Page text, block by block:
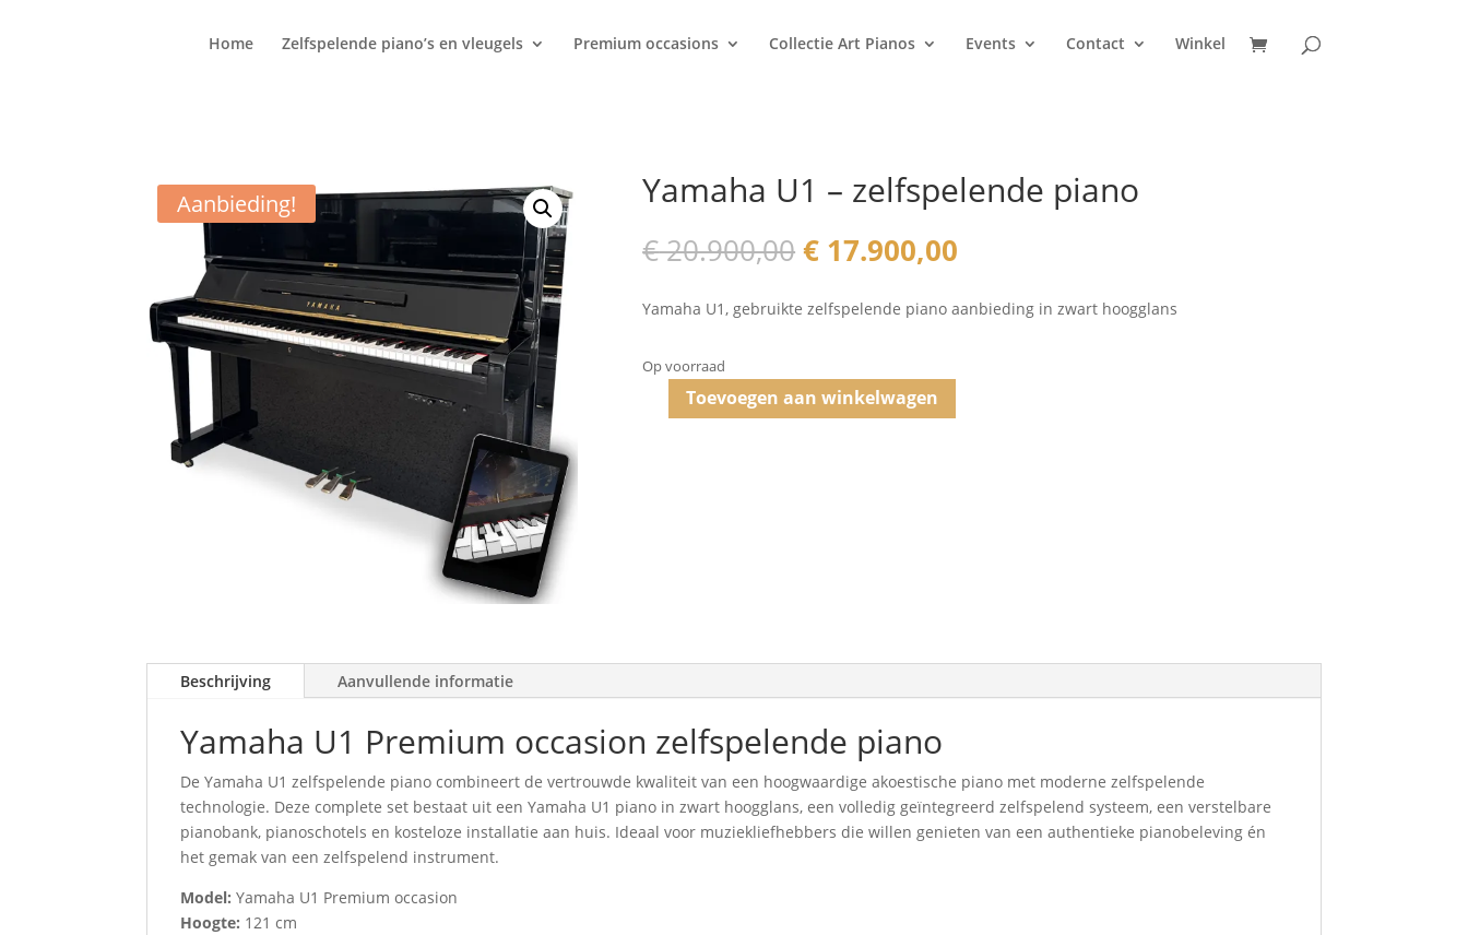
Home Zelfspelende piano’s en vleugels Premium occasions Collectie Art Pianos Events Contact Winkel
Aanbieding! Yamaha U1 – zelfspelende piano
€20.900,00Oorspronkelijke
prijs
was:
€ 20.900,00.
€ 17.900,00
is:
€ 17.900,00.
Yamaha U1, gebruikte zelfspelende piano aanbieding in zwart hoogglans
Op voorraad
YamahaToevoegen aan winkelwagen
Beschrijving Aanvullende informatie
Yamaha U1 Premium occasion zelfspelende piano
De Yamaha U1 zelfspelende piano combineert de vertrouwde kwaliteit van een hoogwaardige akoestische piano met moderne zelfspelende
technologie. Deze complete set bestaat uit een Yamaha U1 piano in zwart hoogglans, een volledig geïntegreerd zelfspelend systeem, een verstelbare
pianobank, pianoschotels en kosteloze installatie aan huis. Ideaal voor muziekliefhebbers die willen genieten van een authentieke pianobeleving én
het gemak van een zelfspelend instrument.
Model: Yamaha U1 Premium occasion
Hoogte: 121 cm